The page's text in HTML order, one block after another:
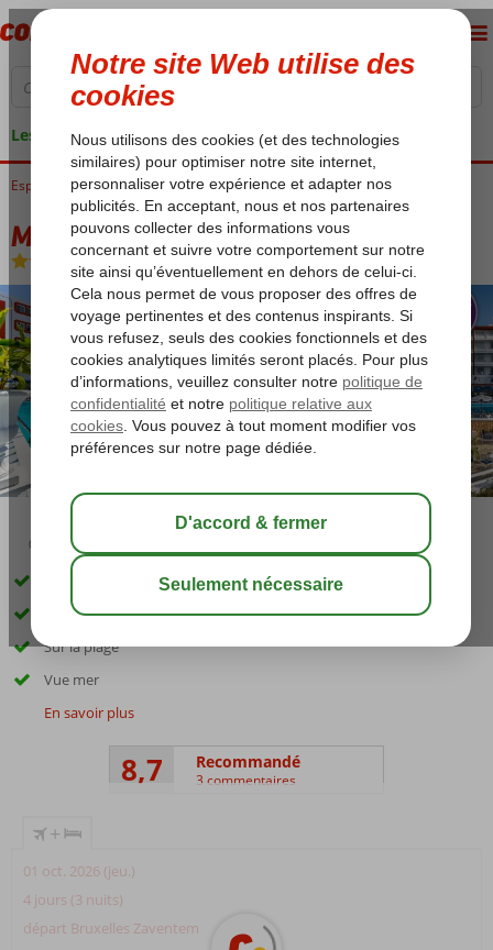
Les garanties de vacances
Espagne Îles Baléares Ibiza Santa Eulalia Mongibello Ibiza
Mongibello Ibiza
Chambre et petit déjeuner-Hôtel
02:45 sauver
Adult only: âge minimum de 11 ans
Style italien classique
Sur la plage
Vue mer
En savoir plus
8,7 Recommandé
3 commentaires
+
01 oct. 2026 (jeu.)
4 jours (3 nuits)
départ Bruxelles Zaventem